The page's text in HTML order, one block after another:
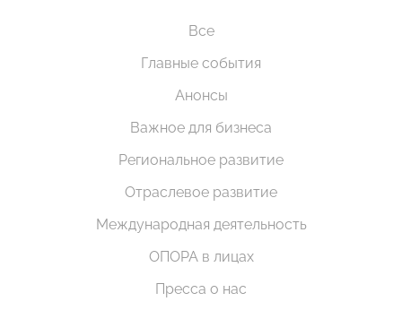
Все
Главные события
Анонсы
Важное для бизнеса
Региональное развитие
Отраслевое развитие
Международная деятельность
ОПОРА в лицах
Пресса о нас